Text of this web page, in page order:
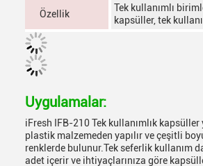
Özellik
Tek kullanımlı
kapsüller, tek
Uygulamalar:
iFresh IFB-210 Tek kullanımlık
plastik malzemeden yapılır ve çeşitli
renklerde bulunur.Tek seferlik kullanım
adet içerir ve ihtiyaçlarınıza göre